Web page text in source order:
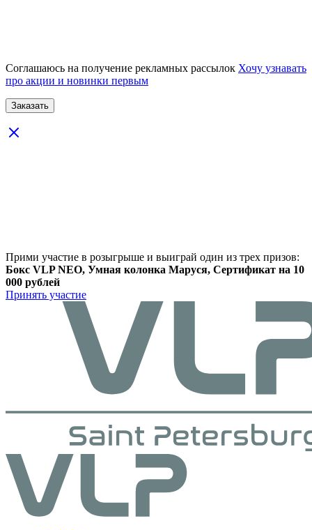
Соглашаюсь на получение рекламных рассылок Хочу узнавать
про акции и новинки первым
Прими участие в розыгрыше и выиграй один из трех призов:
Бокс VLP NEO, Умная колонка Маруся, Сертификат на 10
000 рублей
Принять участие